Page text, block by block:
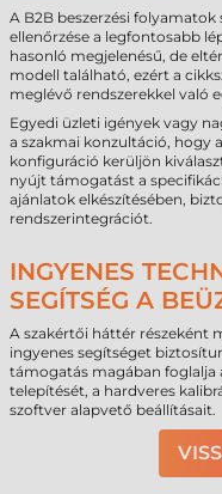
A B2B beszerzési
ellenőrzése a legfontosabb
hasonló megjelenésű, de
modell található, ezért a
meglévő rendszerekkel való
Egyedi üzleti igények vagy
a szakmai konzultáció, hogy
konfiguráció kerüljön
nyújt támogatást a
ajánlatok elkészítésében,
rendszerintegrációt.
INGYENES
SEGÍTSÉG A
A szakértői háttér részeként
ingyenes segítséget
támogatás magában
telepítését, a hardveres
szoftver alapvető beállításait.